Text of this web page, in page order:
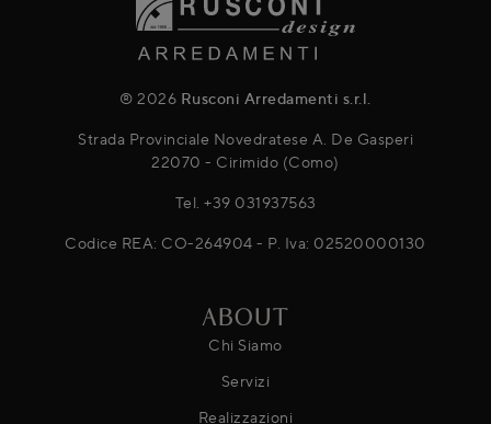
® 2026 Rusconi Arredamenti s.r.l.
Strada Provinciale Novedratese A. De Gasperi
22070 - Cirimido (Como)
Tel. +39 031937563
Codice REA: CO-264904 - P. Iva: 02520000130
ABOUT
Chi Siamo
Servizi
Realizzazioni